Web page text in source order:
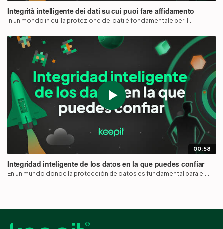
Integrità intelligente dei dati su cui puoi fare affidamento
In un mondo in cui la protezione dei dati è fondamentale per il...
00:58
Integridad inteligente de los datos en la que puedes confiar
En un mundo donde la protección de datos es fundamental para el...